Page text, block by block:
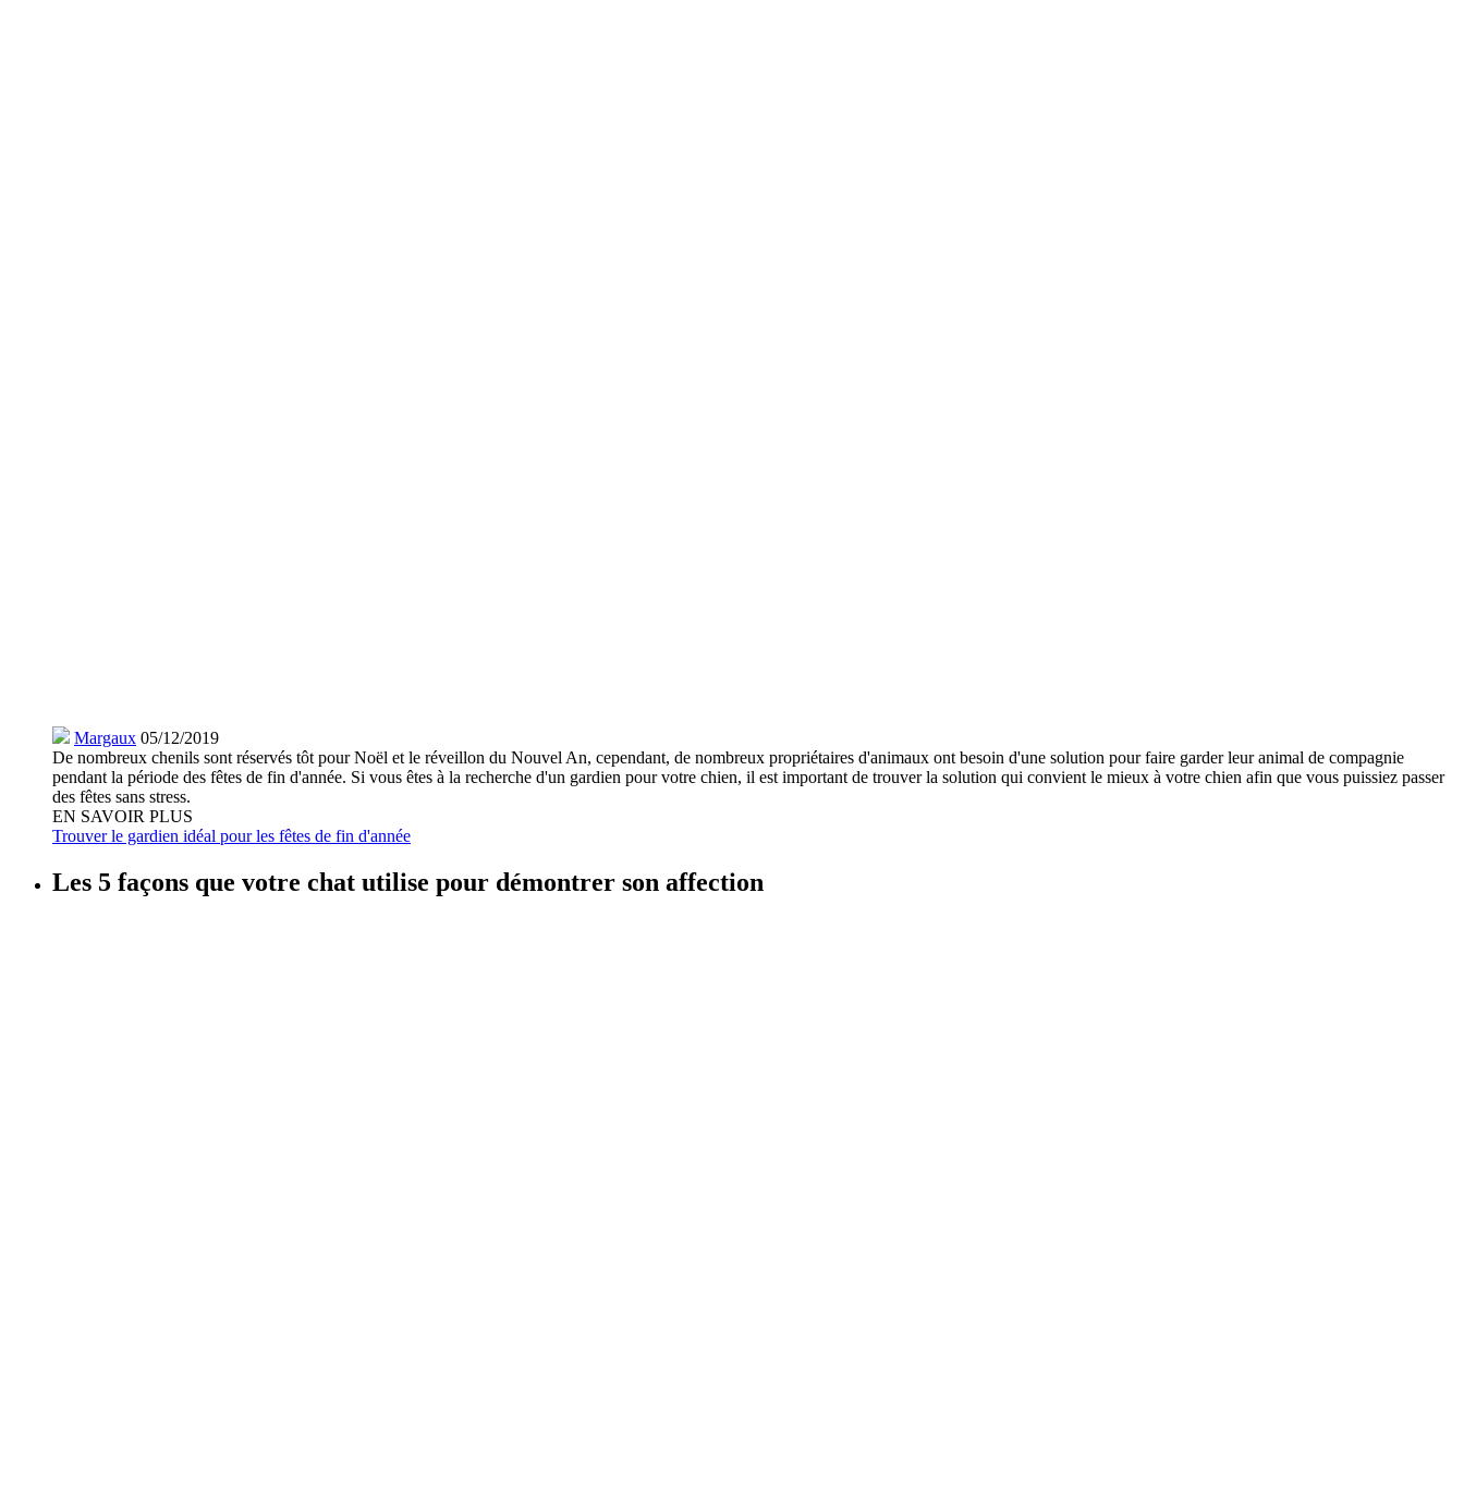
Margaux 05/12/2019
De nombreux chenils sont réservés tôt pour Noël et le réveillon du Nouvel An, cependant, de nombreux propriétaires d'animaux ont besoin d'une solution pour faire garder leur animal de compagnie
pendant la période des fêtes de fin d'année. Si vous êtes à la recherche d'un gardien pour votre chien, il est important de trouver la solution qui convient le mieux à votre chien afin que vous puissiez passer
des fêtes sans stress.
EN SAVOIR PLUS
Trouver le gardien idéal pour les fêtes de fin d'année
Les 5 façons que votre chat utilise pour démontrer son affection